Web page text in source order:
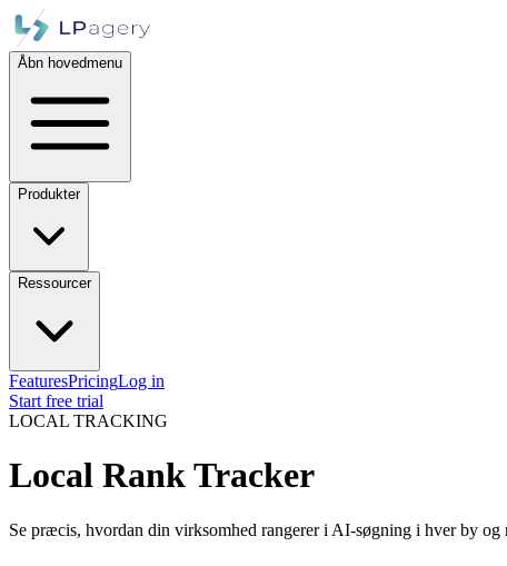
Åbn hovedmenu
Produkter
Ressourcer
FeaturesPricingLog in
Start free trial
LOCAL TRACKING
Local Rank Tracker
Se præcis, hvordan din virksomhed rangerer i AI-søgning i hver by